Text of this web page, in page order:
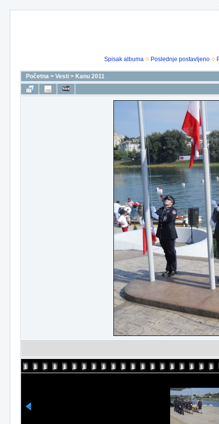
Spisak albuma Poslednje postavljeno
Početna > Vesti > Kanu 2011